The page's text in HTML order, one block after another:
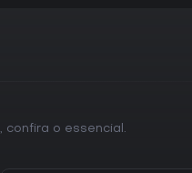
, confira o essencial.